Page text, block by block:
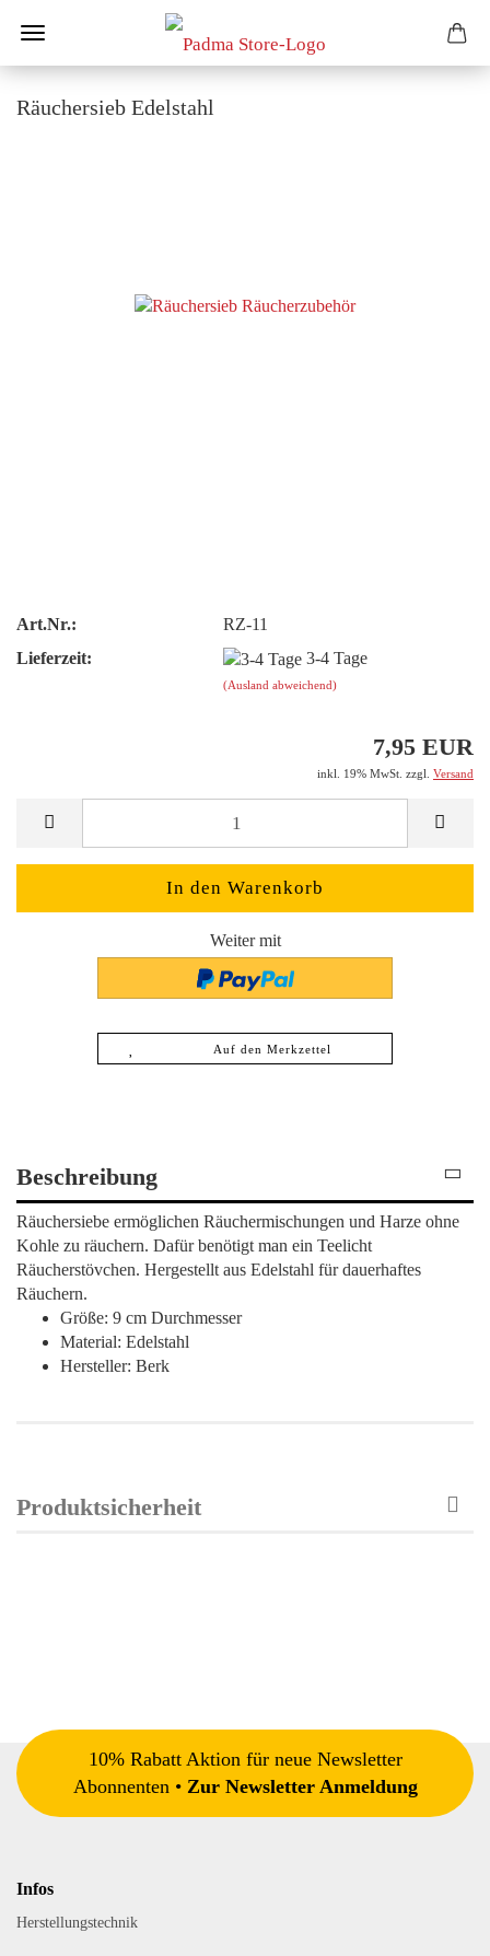
Räuchersieb Edelstahl
Art.Nr.:
RZ-11
Lieferzeit:
3-4 Tage
(Ausland abweichend)
7,95 EUR
inkl. 19% MwSt. zzgl. Versand
Weiter mit
Auf den Merkzettel
Beschreibung
Räuchersiebe ermöglichen Räuchermischungen und Harze ohne
Kohle zu räuchern. Dafür benötigt man ein Teelicht
Räucherstövchen. Hergestellt aus Edelstahl für dauerhaftes
Räuchern.
Größe: 9 cm Durchmesser
Material: Edelstahl
Hersteller: Berk
Produktsicherheit
10% Rabatt Aktion für neue Newsletter
Abonnenten • Zur Newsletter Anmeldung
Infos
Herstellungstechnik